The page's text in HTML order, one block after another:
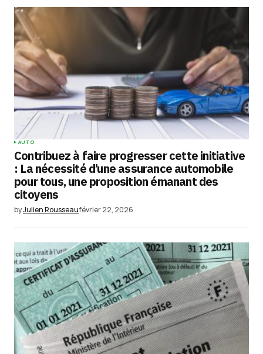
AUTO
Contribuez à faire progresser cette initiative
: La nécessité d’une assurance automobile
pour tous, une proposition émanant des
citoyens
byJulien Rousseaufévrier 22, 2026